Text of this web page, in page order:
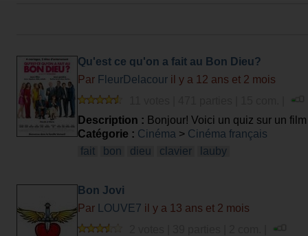
Qu'est ce qu'on a fait au Bon Dieu?
Par FleurDelacour il y a 12 ans et 2 mois
Description : Bonjour! Voici un quiz sur un
les salles! Amusez-vous bien!
Catégorie : Cinéma > Cinéma français
fait
bon dieu clavier lauby
Bon Jovi
Par
LOUVE7 il y a 13 ans et 2 mois